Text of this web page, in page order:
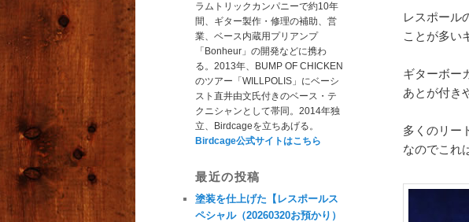
レスポール
ことが多い
ギターボー
あとが付き
多くのリー
なのでこれ
ラムトリックカンパニーで約10年
間、ギター製作・修理の補助、営
業、ベース内蔵用プリアンプ
「Bonheur」の開発などに携わ
る。2013年、BUMP OF CHICKEN
のツアー「WILLPOLIS」にベーシ
スト直井由文氏付きのベース・テ
クニシャンとして帯同。2014年独
立、Birdcageを立ちあげる。
Birdcage公式サイトはこちら
最近の投稿
塗装を仕上げた【レスポールス
ペシャル（20260320お預かり）